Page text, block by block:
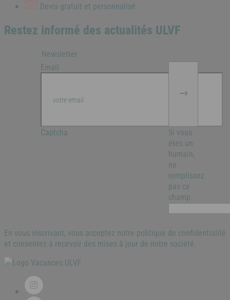
Devis gratuit et personnalisé
Restez informé des actualités ULVF
Newsletter
Email
Captcha
Si vous
êtes un
humain,
ne
remplissez
pas ce
champ.
En vous inscrivant, vous acceptez notre politique de confidentialité
et consentez à recevoir des mises à jour de notre société.